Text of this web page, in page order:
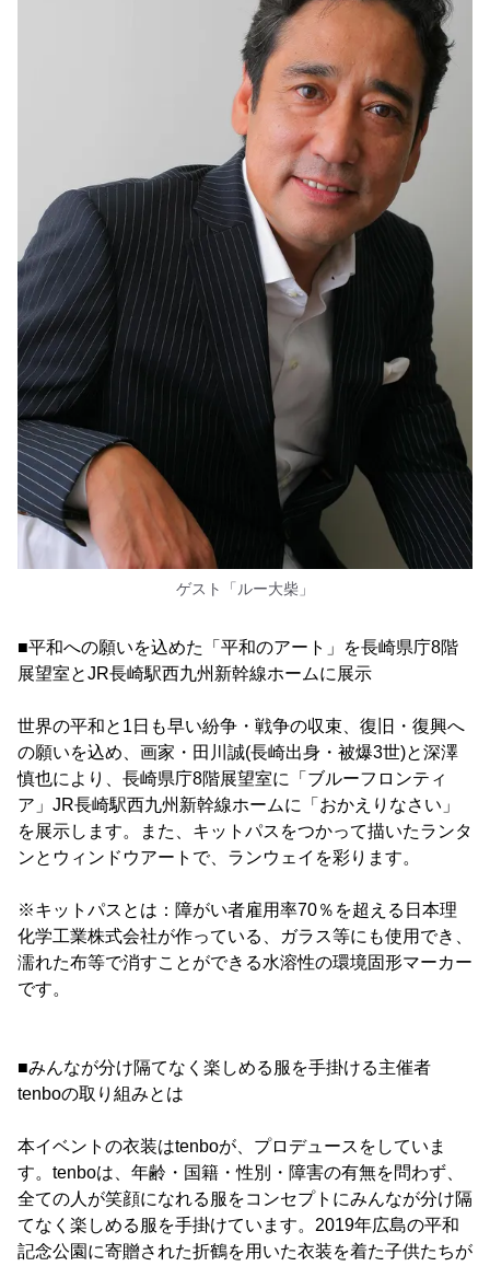
ゲスト「ルー大柴」
■平和への願いを込めた「平和のアート」を長崎県庁8階
展望室とJR長崎駅西九州新幹線ホームに展示
世界の平和と1日も早い紛争・戦争の収束、復旧・復興へ
の願いを込め、画家・田川誠(長崎出身・被爆3世)と深澤
慎也により、長崎県庁8階展望室に「ブルーフロンティ
ア」JR長崎駅西九州新幹線ホームに「おかえりなさい」
を展示します。また、キットパスをつかって描いたランタ
ンとウィンドウアートで、ランウェイを彩ります。
※キットパスとは：障がい者雇用率70％を超える日本理
化学工業株式会社が作っている、ガラス等にも使用でき、
濡れた布等で消すことができる水溶性の環境固形マーカー
です。
■みんなが分け隔てなく楽しめる服を手掛ける主催者
tenboの取り組みとは
本イベントの衣装はtenboが、プロデュースをしていま
す。tenboは、年齢・国籍・性別・障害の有無を問わず、
全ての人が笑顔になれる服をコンセプトにみんなが分け隔
てなく楽しめる服を手掛けています。2019年広島の平和
記念公園に寄贈された折鶴を用いた衣装を着た子供たちが